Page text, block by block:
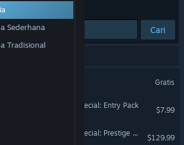
Steam
Sederhana
Tradisional
Cari
Gratis
MARVEL SNAP - Steam Special: Entry Pack
$7.99
MARVEL SNAP - Steam Special: Prestige Pack
$129.99